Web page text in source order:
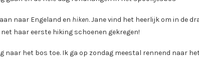
naar Engeland en hiken. Jane vind het heerlijk om in de
net haar eerste hiking schoenen gekregen!
naar het bos toe. Ik ga op zondag meestal rennend naar